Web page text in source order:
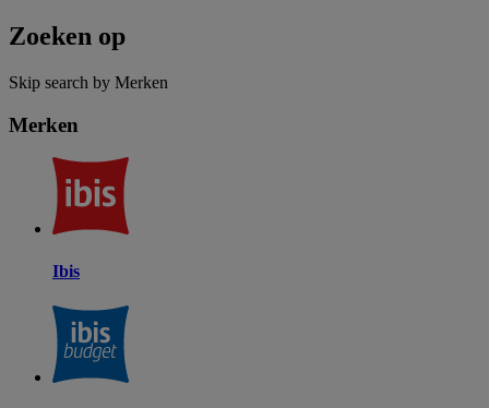
Zoeken op
Skip search by Merken
Merken
Ibis